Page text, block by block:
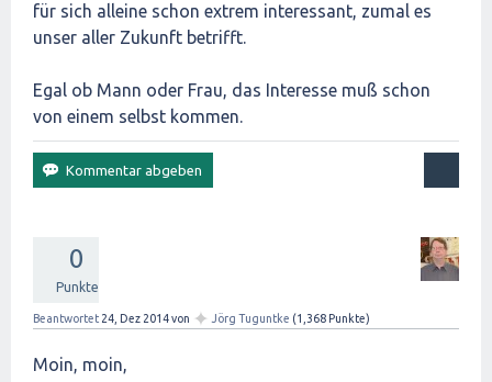
für sich alleine schon extrem interessant, zumal es
unser aller Zukunft betrifft.
Egal ob Mann oder Frau, das Interesse muß schon
von einem selbst kommen.
0
Punkte
Beantwortet 24, Dez 2014von ✦ Jörg Tuguntke (1,368 Punkte)
Moin, moin,